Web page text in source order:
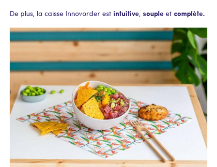
De plus, la caisse Innovorder est intuitive, souple et complète.